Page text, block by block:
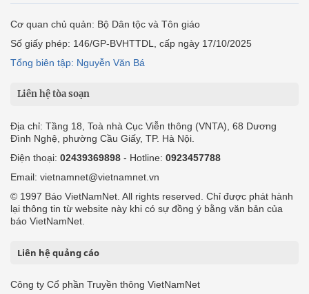
Cơ quan chủ quản: Bộ Dân tộc và Tôn giáo
Số giấy phép: 146/GP-BVHTTDL, cấp ngày 17/10/2025
Tổng biên tập: Nguyễn Văn Bá
Liên hệ tòa soạn
Địa chỉ: Tầng 18, Toà nhà Cục Viễn thông (VNTA), 68 Dương
Đình Nghệ, phường Cầu Giấy, TP. Hà Nội.
Điện thoại: 02439369898 - Hotline: 0923457788
Email: vietnamnet@vietnamnet.vn
© 1997 Báo VietNamNet. All rights reserved. Chỉ được phát hành
lại thông tin từ website này khi có sự đồng ý bằng văn bản của
báo VietNamNet.
Liên hệ quảng cáo
Công ty Cổ phần Truyền thông VietNamNet